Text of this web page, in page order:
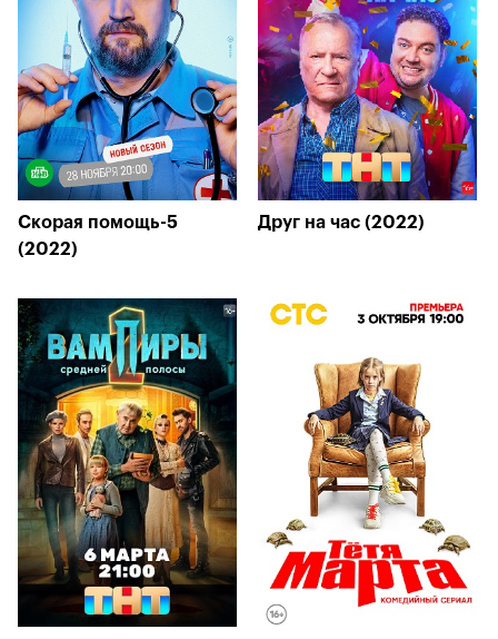
Скорая помощь-5
(2022)
Друг на час (2022)